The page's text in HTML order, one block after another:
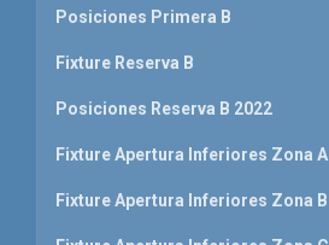
Posiciones Primera B
Fixture Reserva B
Posiciones Reserva B 2022
Fixture Apertura Inferiores Zona A
Fixture Apertura Inferiores Zona B